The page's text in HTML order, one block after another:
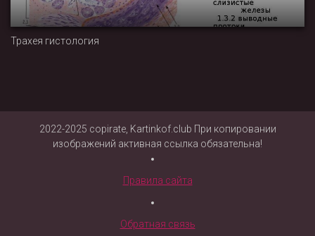
Трахея гистология
2022-2025 copirate, Kartinkof.club При копировании
изображений активная ссылка обязательна!
Правила сайта
Обратная связь